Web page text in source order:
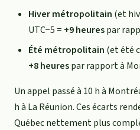
Hiver métropolitain (et
UTC−5 = +9 heurespar
Été métropolitain (et été
+8 heurespar rapport à
Un appel passé à 10 h à
h à La Réunion. Ces écarts
Québec nettement plus